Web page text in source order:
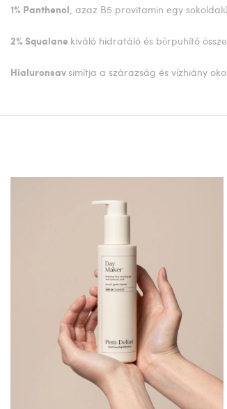
1% Panthenol , azaz B5 provitamin egy
2% Squalane kiváló hidratáló és bőrpuhító
Hialuronsav simítja a szárazság és vízhiány